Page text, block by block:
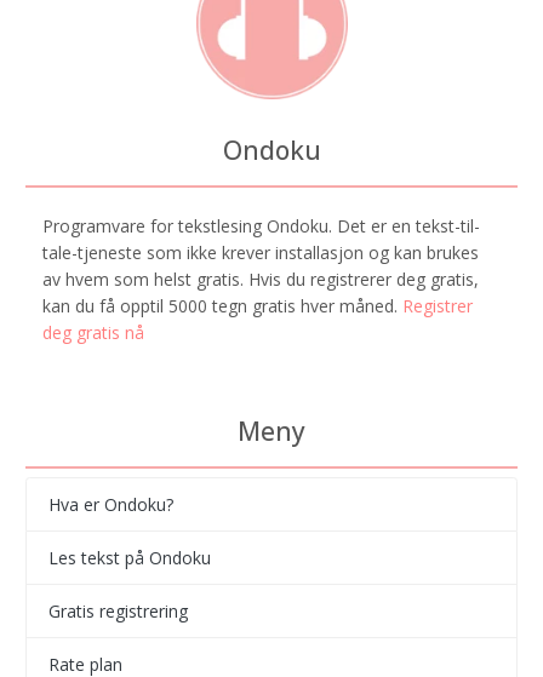
Ondoku
Programvare for tekstlesing Ondoku. Det er en tekst-til-
tale-tjeneste som ikke krever installasjon og kan brukes
av hvem som helst gratis. Hvis du registrerer deg gratis,
kan du få opptil 5000 tegn gratis hver måned. Registrer
deg gratis nå
Meny
Hva er Ondoku?
Les tekst på Ondoku
Gratis registrering
Rate plan